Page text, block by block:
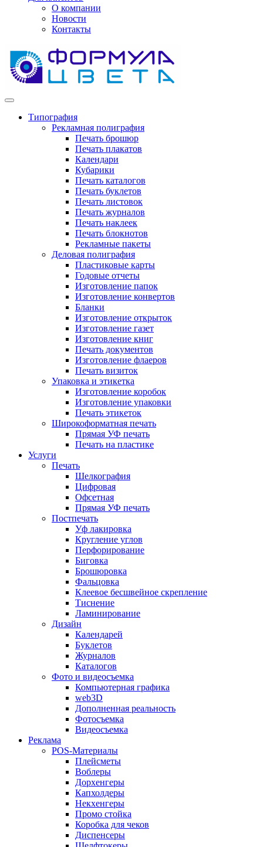
О компании
Новости
Контакты
Типография
Рекламная полиграфия
Печать брошюр
Печать плакатов
Календари
Кубарики
Печать каталогов
Печать буклетов
Печать листовок
Печать журналов
Печать наклеек
Печать блокнотов
Рекламные пакеты
Деловая полиграфия
Пластиковые карты
Годовые отчеты
Изготовление папок
Изготовление конвертов
Бланки
Изготовление открыток
Изготовление газет
Изготовление книг
Печать документов
Изготовление флаеров
Печать визиток
Упаковка и этикетка
Изготовление коробок
Изготовление упаковки
Печать этикеток
Широкоформатная печать
Прямая УФ печать
Печать на пластике
Услуги
Печать
Шелкография
Цифровая
Офсетная
Прямая УФ печать
Постпечать
Уф лакировка
Кругление углов
Перфорирование
Биговка
Брошюровка
Фальцовка
Клеевое бесшвейное скрепление
Тиснение
Ламинирование
Дизайн
Календарей
Буклетов
Журналов
Каталогов
Фото и видеосъемка
Компьютерная графика
web3D
Дополненная реальность
Фотосъемка
Видеосъемка
Реклама
POS-Материалы
Плейсметы
Воблеры
Дорхенгеры
Капхолдеры
Некхенгеры
Промо стойка
Коробка для чеков
Диспенсеры